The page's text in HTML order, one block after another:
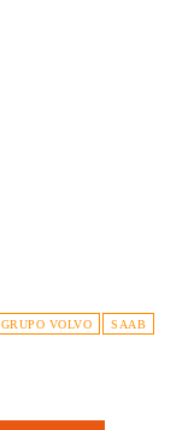
GRUPO VOLVO SAAB